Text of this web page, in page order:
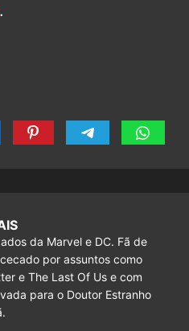
.
da Marvel e DC. Fã de
por assuntos como
e The Last Of Us e com
para o Doutor Estranho